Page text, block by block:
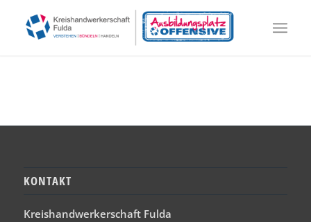
KONTAKT
Kreishandwerkerschaft Fulda